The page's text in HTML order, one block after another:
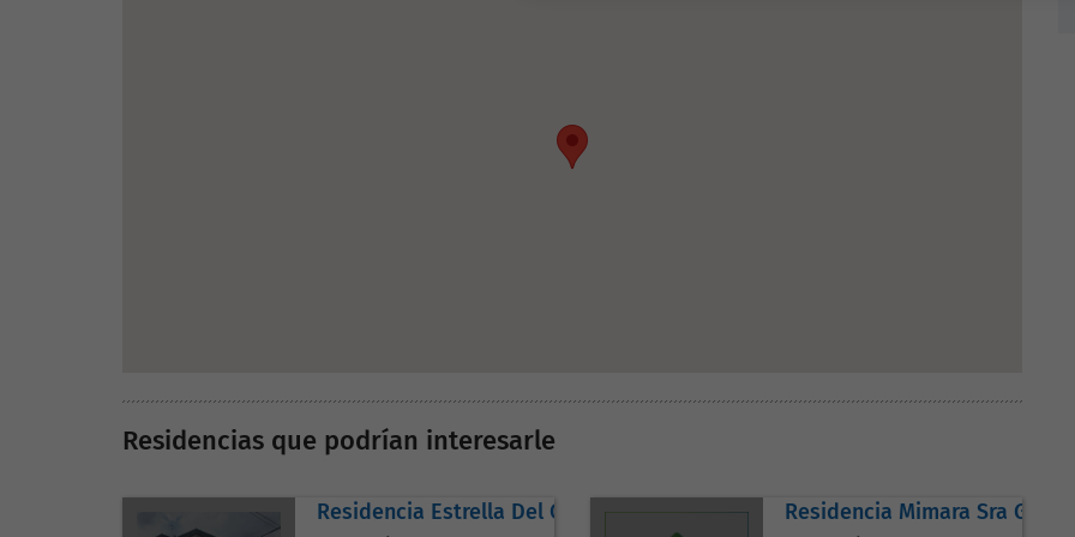
Residencias que podrían interesarle
Residencia Estrella Del Carmen Residencia Mimara Sra